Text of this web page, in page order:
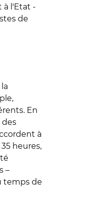
à l'Etat -
de
En
des
à
heures,
–
temps de